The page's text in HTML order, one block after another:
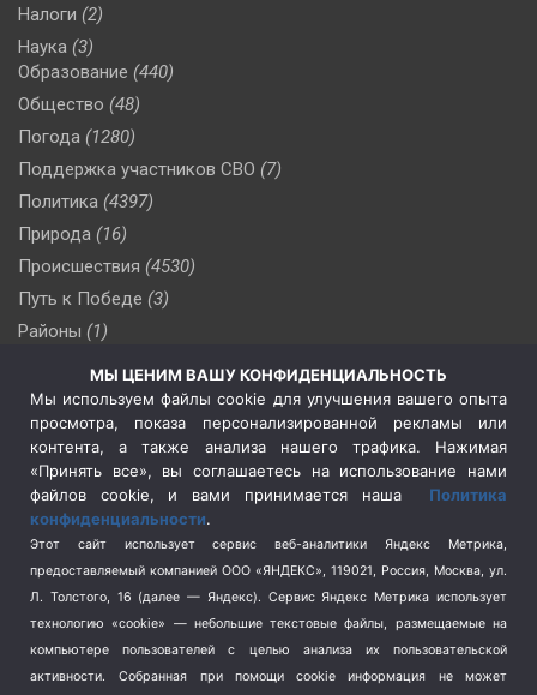
Налоги (2)
Наука (3)
Образование (440)
Общество (48)
Погода (1280)
Поддержка участников СВО (7)
Политика (4397)
Природа (16)
Происшествия (4530)
Путь к Победе (3)
Районы (1)
(510)
Сельское хозяйство (3)
Социальная политика
(3)
Спецоперация в Украине
Спецоперация на Украине
(404)
Спорт (740)
Терроризм (1)
Транспорт (262)
Туризм (178)
Флот (76)
МЫ ЦЕНИМ ВАШУ КОНФИДЕНЦИАЛЬНОСТЬ
Мы используем файлы cookie для улучшения вашего опыта
просмотра, показа персонализированной рекламы или
контента, а также анализа нашего трафика. Нажимая
«Принять все», вы соглашаетесь на использование нами
файлов cookie, и вами принимается наша Политика
конфиденциальности.
Этот сайт использует сервис веб-аналитики Яндекс Метрика,
предоставляемый компанией ООО «ЯНДЕКС», 119021, Россия, Москва, ул.
Л. Толстого, 16 (далее — Яндекс). Сервис Яндекс Метрика использует
технологию «cookie» — небольшие текстовые файлы, размещаемые на
компьютере пользователей с целью анализа их пользовательской
активности.
Собранная при помощи cookie информация не может